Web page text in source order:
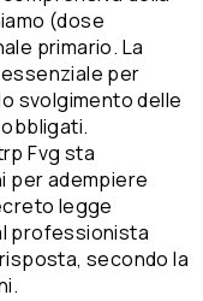
(dose
primario. La
per
svolgimento delle
Fvg sta
per adempiere
legge
professionista
secondo la